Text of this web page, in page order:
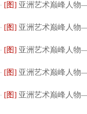
· [图] 亚洲艺术巅峰人
伍久专题报道
· [图] 亚洲艺术巅峰人
瑞珍专题报道
· [图] 亚洲艺术巅峰人
光鸿专题报道
· [图] 亚洲艺术巅峰人
志昂专题报道
· [图] 亚洲艺术巅峰人